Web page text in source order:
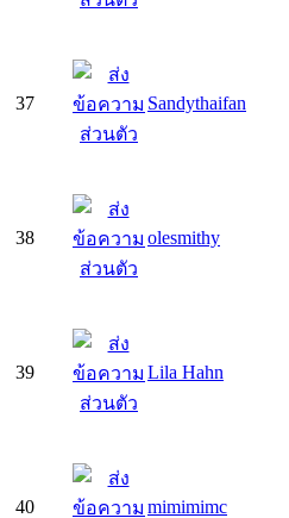
37 Sandythaifan
38 olesmithy
39 Lila Hahn
40 mimimimc